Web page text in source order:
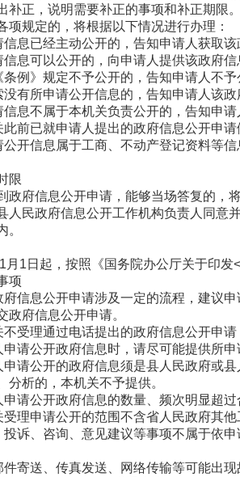
补正，说明需要补正的事项和补正期限
项规定的，将根据以下情况进行办理：
信息已经主动公开的，告知申请人获取
信息可以公开的，向申请人提供该政府
条例》规定不予公开的，告知申请人不
没有所申请公开信息的，告知申请人该
信息不属于本机关负责公开的，告知申
此前已就申请人提出的政府信息公开申
公开信息属于工商、不动产登记资料等
限
政府信息公开申请，能够当场答复的，
人民政府信息公开工作机构负责人同意
。
月1日起，按照《国务院办公厅关于印发
项
府信息公开申请涉及一定的流程，建议
政府信息公开申请。
不受理通过电话提出的政府信息公开申
申请公开政府信息时，请尽可能提供所
申请公开的政府信息须是县人民政府或
分析的，本机关不予提供。
申请公开政府信息的数量、频次明显超
受理申请公开的范围不含省人民政府其
投诉、咨询、意见建议等事项不属于依
件寄送、传真发送、网络传输等可能出